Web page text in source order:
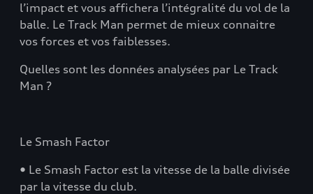
l’impact et vous affichera l’intégralité du vol de la
balle. Le Track Man permet de mieux connaitre
vos forces et vos faiblesses.
Quelles sont les données analysées par Le Track
Man ?
Le Smash Factor
• Le Smash Factor est la vitesse de la balle divisée
par la vitesse du club.